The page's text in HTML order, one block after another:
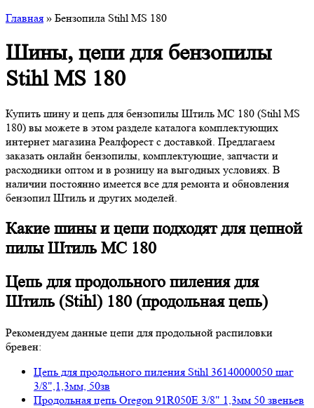
Главная » Бензопила Stihl MS 180
Шины, цепи для бензопилы
Stihl MS 180
Купить шину и цепь для бензопилы Штиль МС 180 (Stihl MS
180) вы можете в этом разделе каталога комплектующих
интернет магазина Реалфорест с доставкой. Предлагаем
заказать онлайн бензопилы, комплектующие, запчасти и
расходники оптом и в розницу на выгодных условиях. В
наличии постоянно имеется все для ремонта и обновления
бензопил Штиль и других моделей.
Какие шины и цепи подходят для цепной
пилы Штиль МС 180
Цепь для продольного пиления для
Штиль (Stihl) 180 (продольная цепь)
Рекомендуем данные цепи для продольной распиловки
бревен:
Цепь для продольного пиления Stihl 36140000050 шаг
3/8",1,3мм, 50зв
Продольная цепь Oregon 91R050E 3/8" 1,3мм 50 звеньев